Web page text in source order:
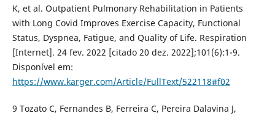
K, et al. Outpatient Pulmonary Rehabilitation in Patients
with Long Covid Improves Exercise Capacity, Functional
Status, Dyspnea, Fatigue, and Quality of Life. Respiration
[Internet]. 24 fev. 2022 [citado 20 dez. 2022];101(6):1-9.
Disponível em:
https://www.karger.com/Article/FullText/522118#f02
9 Tozato C, Fernandes B, Ferreira C, Pereira Dalavina J,